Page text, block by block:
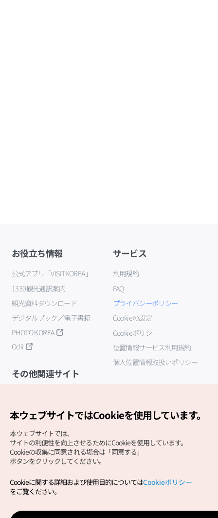
お役立ち情報
公式アプリ「VISITKOREA」
1330観光通訳案内
観光資料ダウンロード
デジタルブック／電子書籍
PHOTO KOREA
Odii
サービス
利用規約
FAQ
プライバシーポリシー
Cookieの設定
Cookieポリシー
位置情報サービス利用規約
個人位置情報取扱いポリシー
その他関連サイト
Copyright (c) Korea Tourism Organization All Rights
サイトエラー報告公式メール
本ウェブサイトではCookieを使用しています。
本ウェブサイトでは、
サイトの利便性を向上させるためにCookieを使用しています。
Cookieの収集に同意される場合は「同意する」
ボタンをクリックしてください。
Cookieに関する詳細および使用目的についてはCookieポリシー
をご覧ください。